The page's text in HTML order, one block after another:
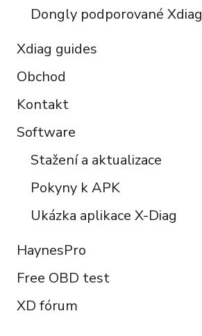
Dongly podporované Xdiag
Xdiag guides
Obchod
Kontakt
Software
Stažení a aktualizace
Pokyny k APK
Ukázka aplikace X-Diag
HaynesPro
Free OBD test
XD fórum